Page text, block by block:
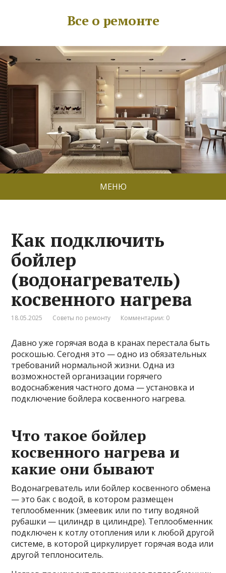
Все о ремонте
МЕНЮ
Как подключить
бойлер
(водонагреватель)
косвенного нагрева
18.05.2025 Советы по ремонту Комментарии: 0
Давно уже горячая вода в кранах перестала быть
роскошью. Сегодня это — одно из обязательных
требований нормальной жизни. Одна из
возможностей организации горячего
водоснабжения частного дома — установка и
подключение бойлера косвенного нагрева.
Что такое бойлер
косвенного нагрева и
какие они бывают
Водонагреватель или бойлер косвенного обмена
— это бак с водой, в котором размещен
теплообменник (змеевик или по типу водяной
рубашки — цилиндр в цилиндре). Теплообменник
подключен к котлу отопления или к любой другой
системе, в которой циркулирует горячая вода или
другой теплоноситель.